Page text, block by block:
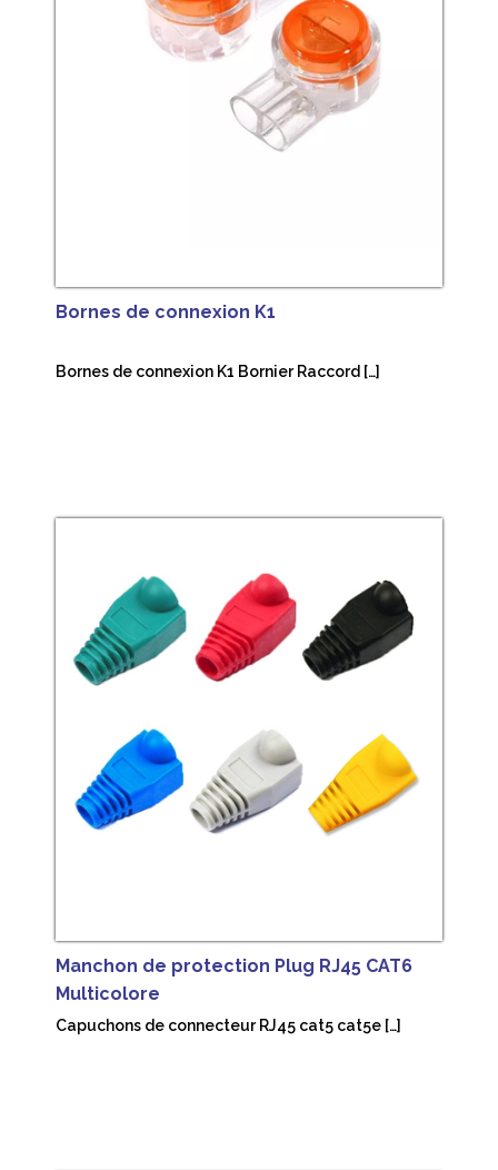
Bornes de connexion K1
Bornes de connexion K1 Bornier Raccord […]
Manchon de protection Plug RJ45 CAT6
Multicolore
Capuchons de connecteur RJ45 cat5 cat5e […]